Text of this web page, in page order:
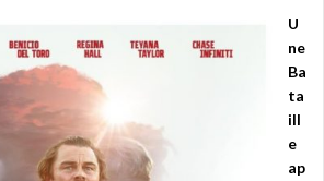
U
ne
Ba
ta
ill
e
ap